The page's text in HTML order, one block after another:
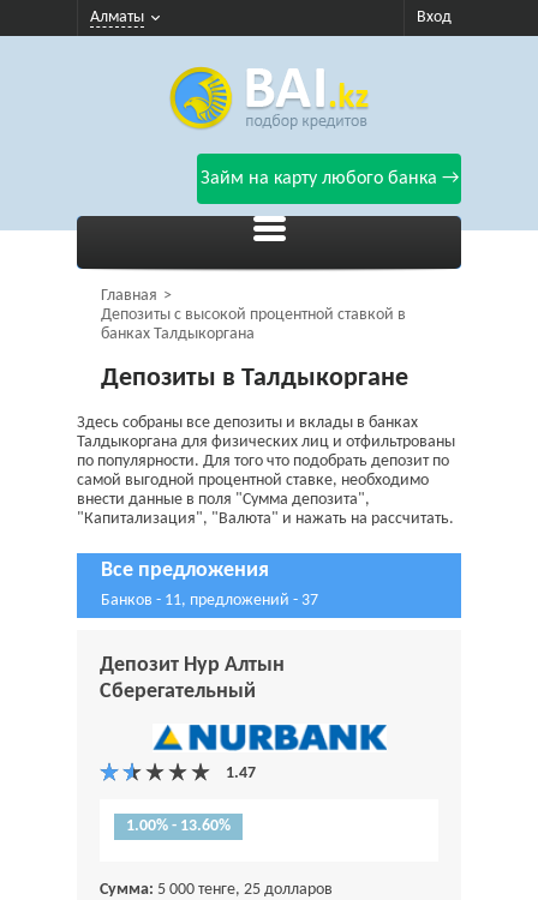
Алматы Вход
Займ на карту любого банка →
Главная
Депозиты с высокой процентной ставкой в
банках Талдыкоргана
Депозиты в Талдыкоргане
Здесь собраны все депозиты и вклады в банках
Талдыкоргана для физических лиц и отфильтрованы
по популярности. Для того что подобрать депозит по
самой выгодной процентной ставке, необходимо
внести данные в поля "Сумма депозита",
"Капитализация", "Валюта" и нажать на рассчитать.
Все предложения
Банков - 11, предложений - 37
Депозит Нур Алтын
Сберегательный
1.00% - 13.60%
Сумма: 5 000 тенге, 25 долларов